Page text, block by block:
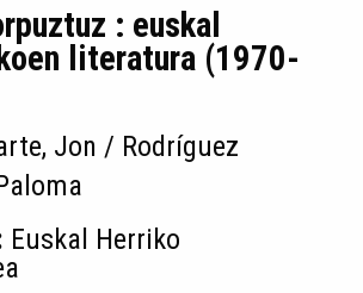
: euskal
literatura (1970-
Jon / Rodríguez
Euskal Herriko